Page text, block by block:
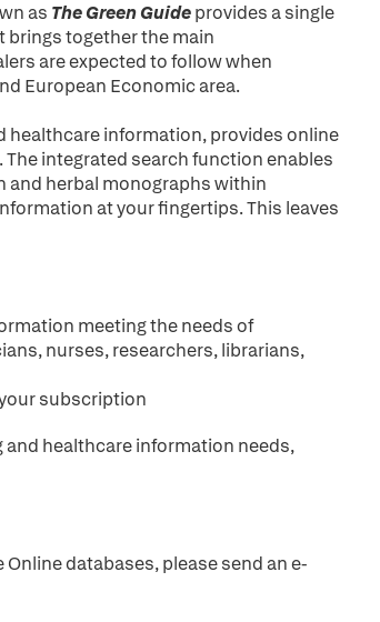
as The Green Guideprovides a single
brings together the main
are expected to follow when
European Economic area.
healthcare information, provides online
integrated search function enables
and herbal monographs within
at your fingertips. This leaves
meeting the needs of
nurses, researchers, librarians,
subscription
and healthcare information needs,
databases, please send an e-